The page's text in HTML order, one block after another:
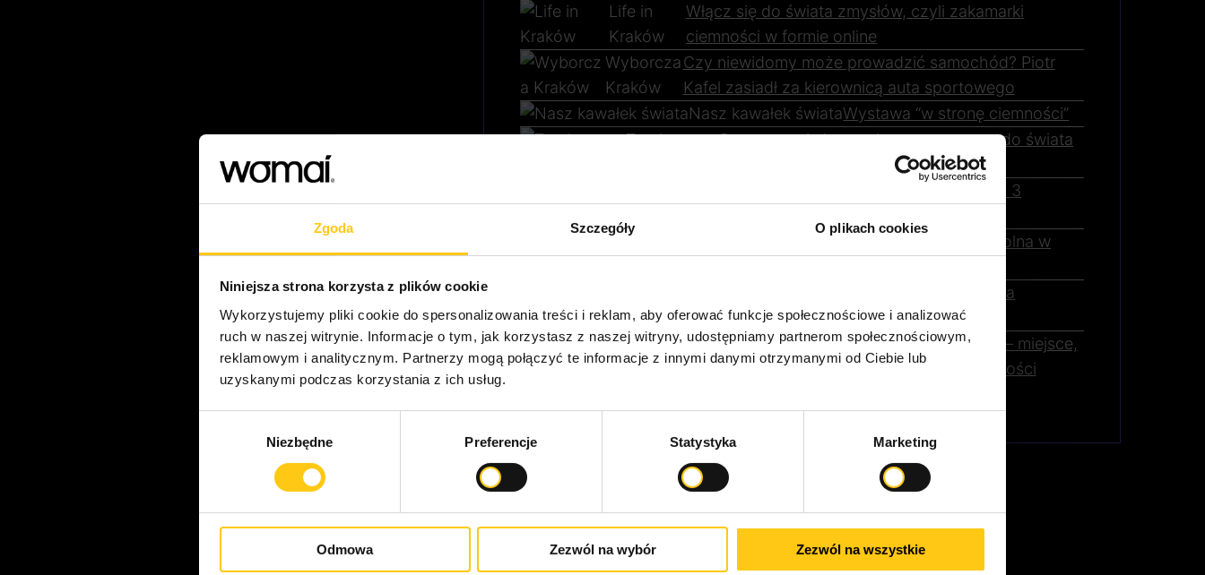
Zgoda Szczegóły O plikach cookies
Niniejsza strona korzysta z plików cookie
Wykorzystujemy pliki cookie do spersonalizowania treści i reklam, aby oferować funkcje społecznościowe i analizować
ruch w naszej witrynie. Informacje o tym, jak korzystasz z naszej witryny, udostępniamy partnerom społecznościowym,
reklamowym i analitycznym. Partnerzy mogą połączyć te informacje z innymi danymi otrzymanymi od Ciebie lub
uzyskanymi podczas korzystania z ich usług.
Niezbędne Preferencje Statystyka Marketing
Odmowa Zezwól na wybór Zezwól na wszystkie
Life in
Kraków
Włącz się do świata zmysłów, czyli zakamarki
ciemności w formie online
Wyborcza
Kraków
Czy niewidomy może prowadzić samochód? Piotr
Kafel zasiadł za kierownicą auta sportowego
Nasz kawałek świataWystawa “w stronę ciemności”
Teoria
Sensorycznie i na serio – zapraszamy do świata
Atrakcje w Krakowie (nie tylko) dla dzieci. 3
Wyjątkowa wycieczka szkolna w
a
Womai Kraków: Najlepsze miejsca na
weekend
Travel-
Navigat
Centrum Nauki i Zmysłów WOMAI w Krakowie – miejsce,
które zmienia sposób postrzegania rzeczywistości